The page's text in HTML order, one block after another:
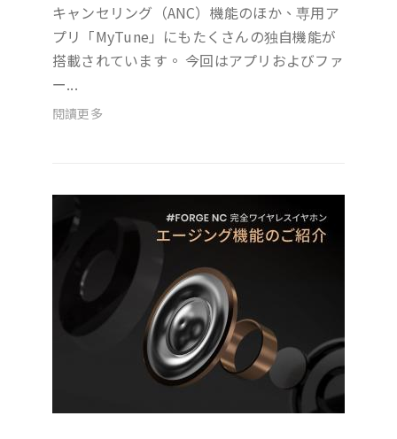
キャンセリング（ANC）機能のほか、専用ア
プリ「MyTune」にもたくさんの独自機能が
搭載されています。 今回はアプリおよびファ
ー...
閱讀更多